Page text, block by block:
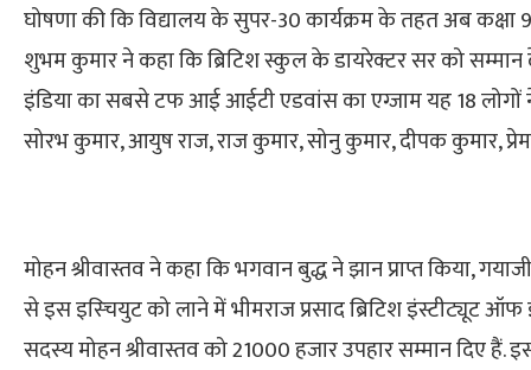
घोषणा की कि विद्यालय के सुपर-30 कार्यक्रम के तहत अब कक्षा
शुभम कुमार ने कहा कि ब्रिटिश स्कुल के डायरेक्टर सर को सम्मान
इंडिया का सबसे टफ आई आईटी एडवांस का एग्जाम यह 18
सोरभ कुमार, आयुष राज, राज कुमार, सोनु कुमार, दीपक कुमार,
मोहन श्रीवास्तव ने कहा कि भगवान बुद्ध ने झान प्राप्त किया,
से इस इस्चियुट को लाने में भीमराज प्रसाद ब्रिटिश इंस्टीट्यूट
सदस्य मोहन श्रीवास्तव को 21000 हजार उपहार सम्मान दिए हैं. इस